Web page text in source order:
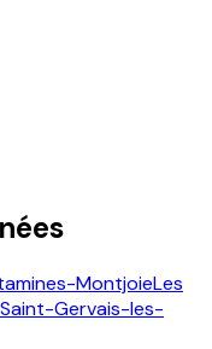
MontjoieLes
Saint-Gervais-les-